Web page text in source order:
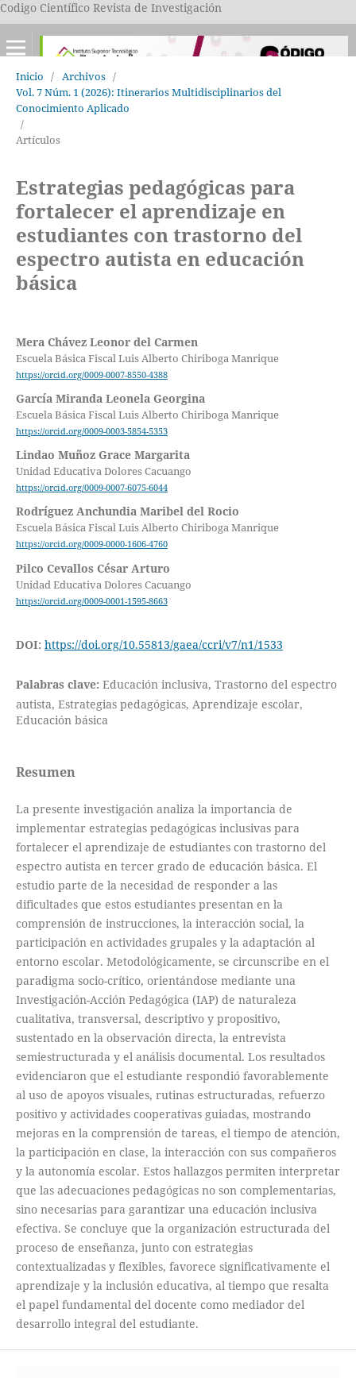
Codigo Científico Revista de Investigación
Inicio / Archivos /
Vol. 7 Núm. 1 (2026): Itinerarios Multidisciplinarios del
Conocimiento Aplicado
/
Artículos
Estrategias pedagógicas para
fortalecer el aprendizaje en
estudiantes con trastorno del
espectro autista en educación
básica
Mera Chávez Leonor del Carmen
Escuela Básica Fiscal Luis Alberto Chiriboga Manrique
https://orcid.org/0009-0007-8550-4388
García Miranda Leonela Georgina
Escuela Básica Fiscal Luis Alberto Chiriboga Manrique
https://orcid.org/0009-0003-5854-5353
Lindao Muñoz Grace Margarita
Unidad Educativa Dolores Cacuango
https://orcid.org/0009-0007-6075-6044
Rodríguez Anchundia Maribel del Rocio
Escuela Básica Fiscal Luis Alberto Chiriboga Manrique
https://orcid.org/0009-0000-1606-4760
Pilco Cevallos César Arturo
Unidad Educativa Dolores Cacuango
https://orcid.org/0009-0001-1595-8663
DOI: https://doi.org/10.55813/gaea/ccri/v7/n1/1533
Palabras clave: Educación inclusiva, Trastorno del espectro
autista, Estrategias pedagógicas, Aprendizaje escolar,
Educación básica
Resumen
La presente investigación analiza la importancia de
implementar estrategias pedagógicas inclusivas para
fortalecer el aprendizaje de estudiantes con trastorno del
espectro autista en tercer grado de educación básica. El
estudio parte de la necesidad de responder a las
dificultades que estos estudiantes presentan en la
comprensión de instrucciones, la interacción social, la
participación en actividades grupales y la adaptación al
entorno escolar. Metodológicamente, se circunscribe en el
paradigma socio-crítico, orientándose mediante una
Investigación-Acción Pedagógica (IAP) de naturaleza
cualitativa, transversal, descriptivo y propositivo,
sustentado en la observación directa, la entrevista
semiestructurada y el análisis documental. Los resultados
evidenciaron que el estudiante respondió favorablemente
al uso de apoyos visuales, rutinas estructuradas, refuerzo
positivo y actividades cooperativas guiadas, mostrando
mejoras en la comprensión de tareas, el tiempo de atención,
la participación en clase, la interacción con sus compañeros
y la autonomía escolar. Estos hallazgos permiten interpretar
que las adecuaciones pedagógicas no son complementarias,
sino necesarias para garantizar una educación inclusiva
efectiva. Se concluye que la organización estructurada del
proceso de enseñanza, junto con estrategias
contextualizadas y flexibles, favorece significativamente el
aprendizaje y la inclusión educativa, al tiempo que resalta
el papel fundamental del docente como mediador del
desarrollo integral del estudiante.